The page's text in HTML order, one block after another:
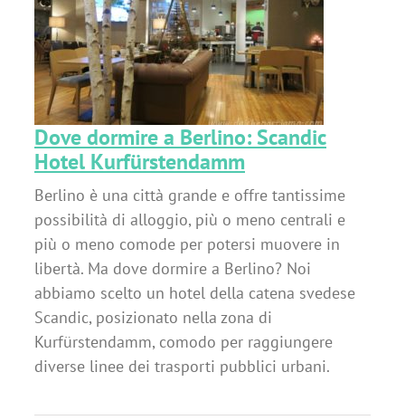
Dove dormire a Berlino: Scandic
Hotel Kurfürstendamm
Berlino è una città grande e offre tantissime
possibilità di alloggio, più o meno centrali e
più o meno comode per potersi muovere in
libertà. Ma dove dormire a Berlino? Noi
abbiamo scelto un hotel della catena svedese
Scandic, posizionato nella zona di
Kurfürstendamm, comodo per raggiungere
diverse linee dei trasporti pubblici urbani.